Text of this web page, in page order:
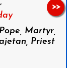
Martyr,
Priest
>>